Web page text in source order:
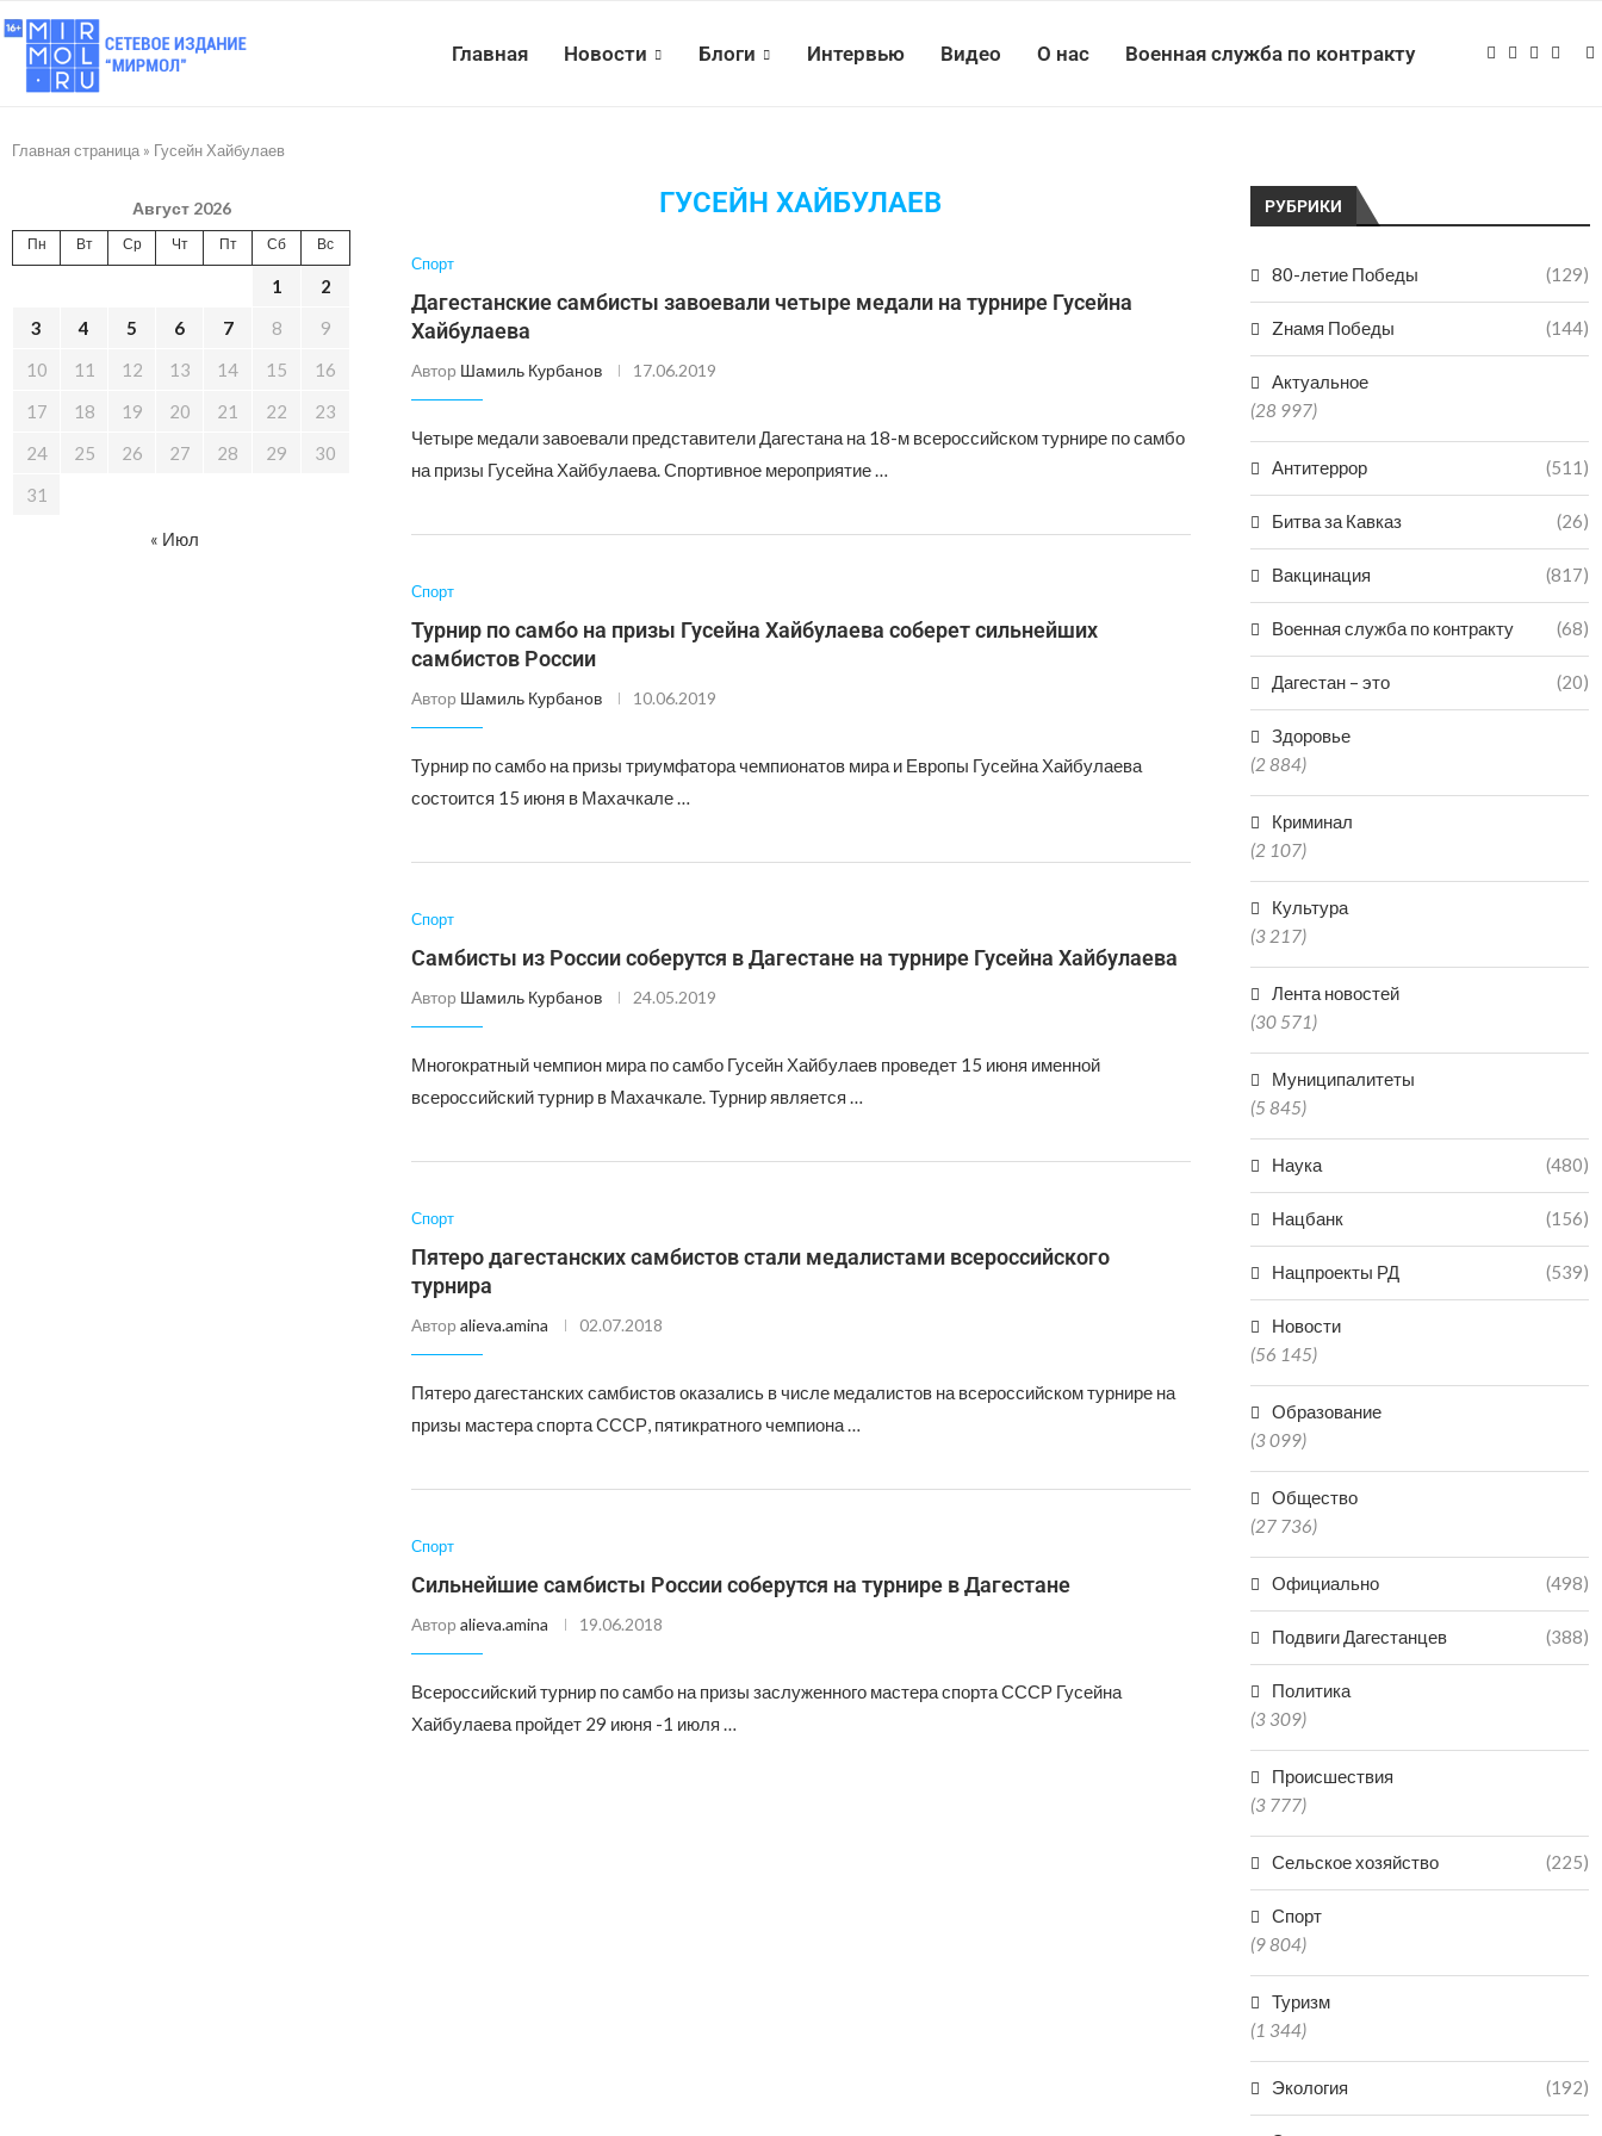
Главная Новости Блоги Интервью Видео О нас Военная служба по контракту
Главная страница » Гусейн Хайбулаев
ГУСЕЙН ХАЙБУЛАЕВ
Спорт
Дагестанские самбисты завоевали четыре медали на турнире Гусейна
Хайбулаева
Автор Шамиль Курбанов 17.06.2019
Четыре медали завоевали представители Дагестана на 18-м всероссийском турнире по самбо
на призы Гусейна Хайбулаева. Спортивное мероприятие …
Спорт
Турнир по самбо на призы Гусейна Хайбулаева соберет сильнейших
самбистов России
Автор Шамиль Курбанов 10.06.2019
Турнир по самбо на призы триумфатора чемпионатов мира и Европы Гусейна Хайбулаева
состоится 15 июня в Махачкале …
Спорт
Самбисты из России соберутся в Дагестане на турнире Гусейна Хайбулаева
Автор Шамиль Курбанов 24.05.2019
Многократный чемпион мира по самбо Гусейн Хайбулаев проведет 15 июня именной
всероссийский турнир в Махачкале. Турнир является …
Спорт
Пятеро дагестанских самбистов стали медалистами всероссийского
турнира
Автор alieva.amina 02.07.2018
Пятеро дагестанских самбистов оказались в числе медалистов на всероссийском турнире на
призы мастера спорта СССР, пятикратного чемпиона …
Спорт
Сильнейшие самбисты России соберутся на турнире в Дагестане
Автор alieva.amina 19.06.2018
Всероссийский турнир по самбо на призы заслуженного мастера спорта СССР Гусейна
Хайбулаева пройдет 29 июня -1 июля …
РУБРИКИ
80-летие Победы (129)
Zнамя Победы (144)
Актуальное
(28 997)
Антитеррор (511)
Битва за Кавказ (26)
Вакцинация (817)
Военная служба по контракту (68)
Дагестан – это (20)
Здоровье
(2 884)
Криминал
(2 107)
Культура
(3 217)
Лента новостей
(30 571)
Муниципалитеты
(5 845)
Наука (480)
Нацбанк (156)
Нацпроекты РД (539)
Новости
(56 145)
Образование
(3 099)
Общество
(27 736)
Официально (498)
Подвиги Дагестанцев (388)
Политика
(3 309)
Происшествия
(3 777)
Сельское хозяйство (225)
Спорт
(9 804)
Туризм
(1 344)
Экология (192)
Август 2026
Пн Вт Ср Чт Пт Сб Вс
1
2
3
4 5 6 7 8
9
10
11 12 13 14 15
16
17
18 19 20 21 22
23
24
25 26 27 28 29
30
31
« Июл